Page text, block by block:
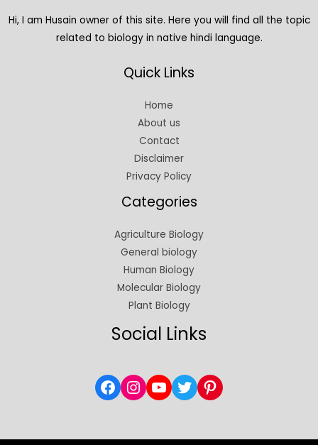
Hi, I am Husain owner of this site. Here you will find all the topic
related to biology in native hindi language.
Quick Links
Home
About us
Contact
Disclaimer
Privacy Policy
Categories
Agriculture Biology
General biology
Human Biology
Molecular Biology
Plant Biology
Social Links